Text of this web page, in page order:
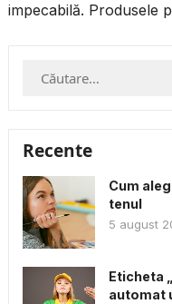
impecabilă. Produsele
Caută
Recente
Cum
tenul
5 august
Eticheta
automat